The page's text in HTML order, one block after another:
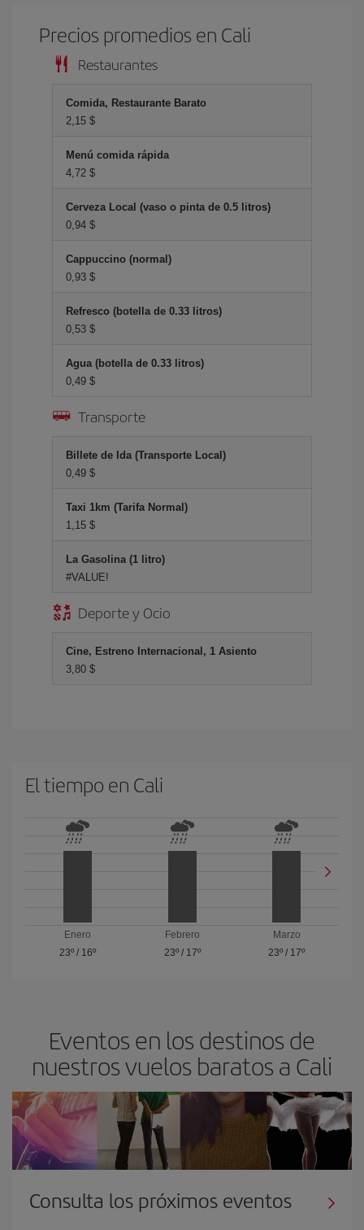
Precios promedios en Cali
Restaurantes
Comida, Restaurante Barato
2,15 $
Menú comida rápida
4,72 $
Cerveza Local (vaso o pinta de 0.5 litros)
0,94 $
Cappuccino (normal)
0,93 $
Refresco (botella de 0.33 litros)
0,53 $
Agua (botella de 0.33 litros)
0,49 $
Transporte
Billete de Ida (Transporte Local)
0,49 $
Taxi 1km (Tarifa Normal)
1,15 $
La Gasolina (1 litro)
#VALUE!
Deporte y Ocio
Cine, Estreno Internacional, 1 Asiento
3,80 $
El tiempo en Cali
Enero
23º/ 16º
Febrero
23º/ 17º
Marzo
23º / 17º
Eventos en los destinos de
nuestros vuelos baratos a Cali
Consulta los próximos eventos